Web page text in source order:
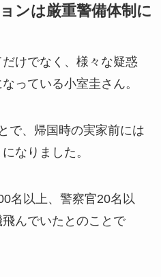
ンは厳重警備体制に
けでなく、様々な疑惑
っている小室圭さん。
で、帰国時の実家前には
なりました。
名以上、警察官20名以
飛んでいたとのことで